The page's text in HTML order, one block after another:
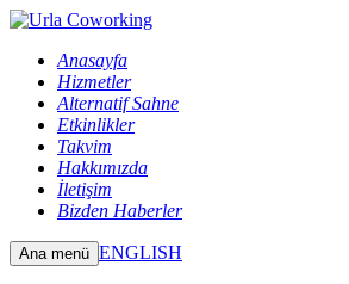
Anasayfa
Hizmetler
Alternatif Sahne
Etkinlikler
Takvim
Hakkımızda
İletişim
Bizden Haberler
Ana menü ENGLISH